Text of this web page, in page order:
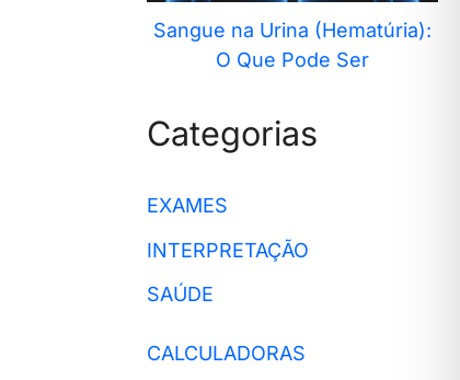
Sangue na Urina (Hematúria):
O Que Pode Ser
Categorias
EXAMES
INTERPRETAÇÃO
SAÚDE
CALCULADORAS